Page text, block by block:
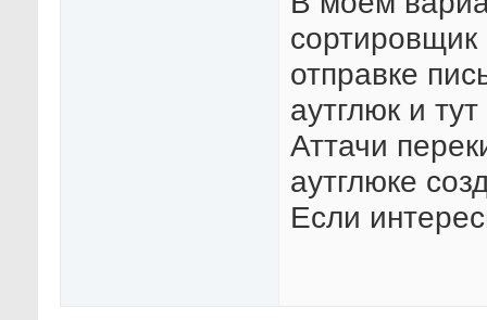
отправке
аутглюк и
Аттачи
аутглюке
Если